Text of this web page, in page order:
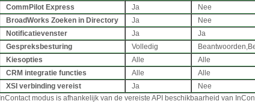
CommPilot Express
Ja
Nee
BroadWorks Zoeken in Directory
Ja
Nee
Notificatievenster
Ja
Ja
Gespreksbesturing
Volledig Beantwoorden,
Kiesopties
Alle
Alle
CRM integratie functies
Alle
Alle
XSI verbinding vereist
Ja
Nee
InContact modus is afhankelijk van de vereiste API beschikbaarheid van